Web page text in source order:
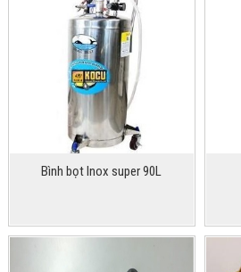
Bình bọt Inox super 90L